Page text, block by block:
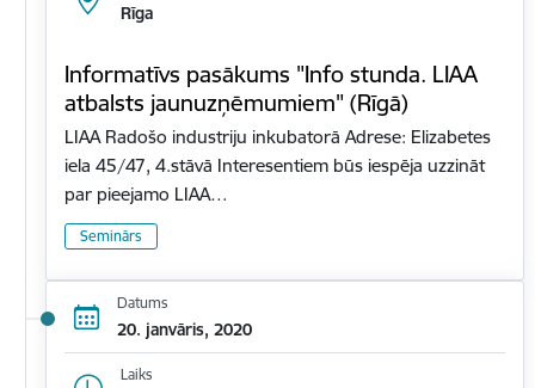
Rīga
Informatīvs pasākums "Info stunda. LIAA
atbalsts jaunuzņēmumiem" (Rīgā)
LIAA Radošo industriju inkubatorā Adrese: Elizabetes
iela 45/47, 4.stāvā Interesentiem būs iespēja uzzināt
par pieejamo LIAA…
Seminārs
Datums
20. janvāris, 2020
Laiks